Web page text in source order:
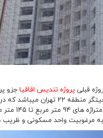
پروژه تندیس اقاقیا
تهران میباشد. پروژه تندیس اقاقیا یکی از لوکس
تقاطع خیابان